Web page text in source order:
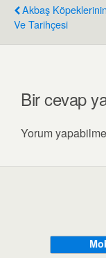
Akbaş
Ve Tarihçesi
Bir cevap
Yorum